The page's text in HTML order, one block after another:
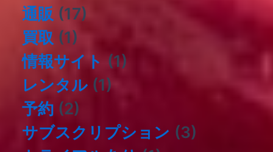
通販 (17)
買取 (1)
情報サイト (1)
レンタル (1)
予約 (2)
サブスクリプション (3)